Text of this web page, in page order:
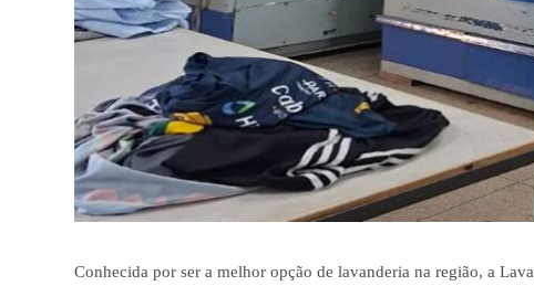
Conhecida por ser a melhor opção de lavanderia na região, a